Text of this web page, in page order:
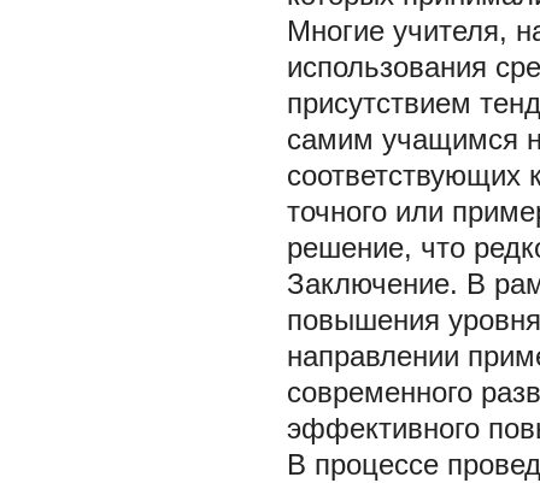
Многие учителя,
использования
присутствием
самим учащимся
соответствующих
точного или
решение, что
Заключение. В
повышения
направлении
современного
эффективного
В процессе